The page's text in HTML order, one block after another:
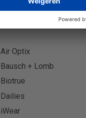
Air Optix
Bausch + Lomb
Biotrue
Dailies
iWear